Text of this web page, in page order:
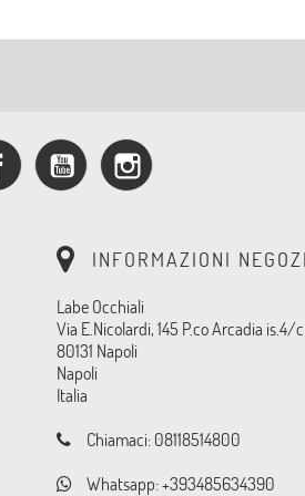
Facebook YouTube
INFORMAZIONI
Labe Occhiali
Via E.Nicolardi, 145 P.co Arcadia is.4/c
80131 Napoli
Napoli
Italia
Chiamaci: 08118514800
Whatsapp:+393485634390